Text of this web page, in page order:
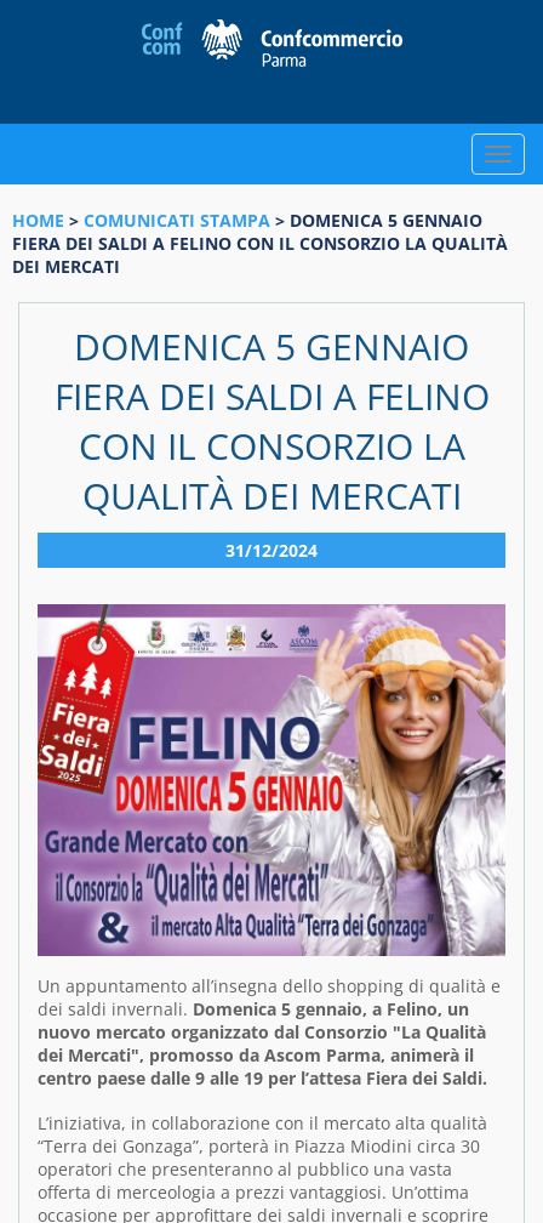
Toggle
HOME > COMUNICATI STAMPA > DOMENICA 5 GENNAIO
FIERA DEI SALDI A FELINO CON IL CONSORZIO LA QUALITÀ
DEI MERCATI
DOMENICA 5 GENNAIO
FIERA DEI SALDI A FELINO
CON IL CONSORZIO LA
QUALITÀ DEI MERCATI
31/12/2024
Un appuntamento all’insegna dello shopping di qualità e
dei saldi invernali. Domenica 5 gennaio, a Felino, un
nuovo mercato organizzato dal Consorzio "La Qualità
dei Mercati", promosso da Ascom Parma, animerà il
centro paese dalle 9 alle 19 per l’attesa Fiera dei Saldi.
L’iniziativa, in collaborazione con il mercato alta qualità
“Terra dei Gonzaga”, porterà in Piazza Miodini circa 30
operatori che presenteranno al pubblico una vasta
offerta di merceologia a prezzi vantaggiosi. Un’ottima
occasione per approfittare dei saldi invernali e scoprire